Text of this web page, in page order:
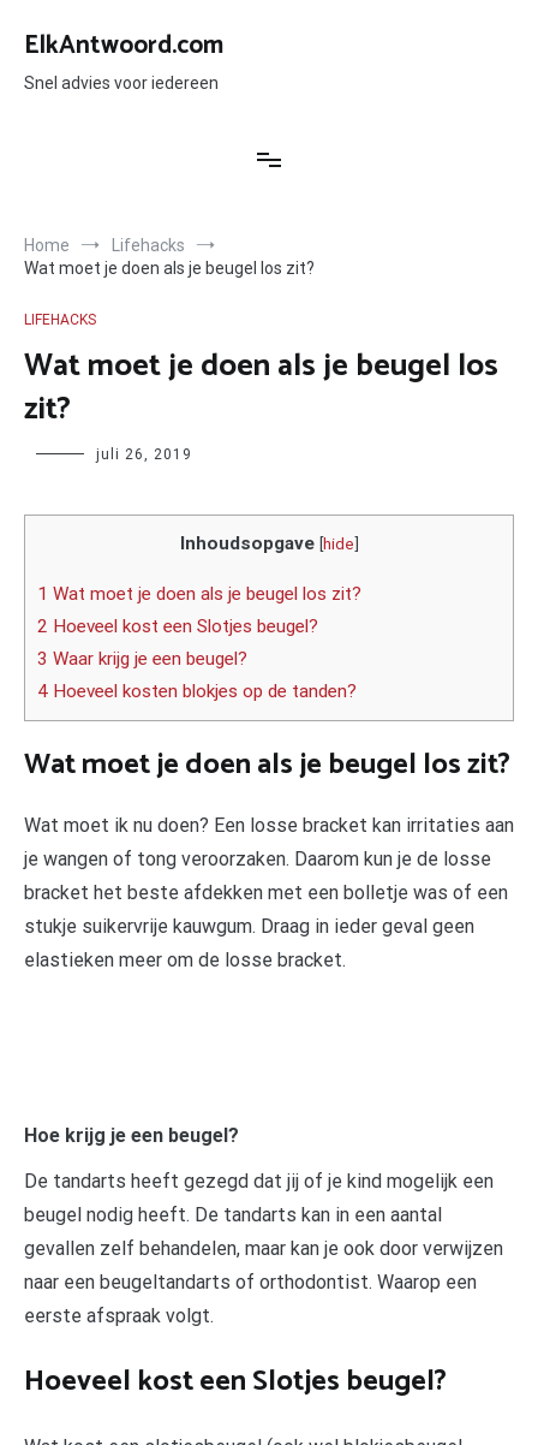
naar
inhoud
ElkAntwoord.com
Snel advies voor iedereen
Home
Lifehacks
Wat moet je doen als je beugel los zit?
LIFEHACKS
Wat moet je doen als je beugel los
zit?
Author juli 26, 2019
Inhoudsopgave [hide]
1 Wat moet je doen als je beugel los zit?
2 Hoeveel kost een Slotjes beugel?
3 Waar krijg je een beugel?
4 Hoeveel kosten blokjes op de tanden?
Wat moet je doen als je beugel los zit?
Wat moet ik nu doen? Een losse bracket kan irritaties aan
je wangen of tong veroorzaken. Daarom kun je de losse
bracket het beste afdekken met een bolletje was of een
stukje suikervrije kauwgum. Draag in ieder geval geen
elastieken meer om de losse bracket.
Hoe krijg je een beugel?
De tandarts heeft gezegd dat jij of je kind mogelijk een
beugel nodig heeft. De tandarts kan in een aantal
gevallen zelf behandelen, maar kan je ook door verwijzen
naar een beugeltandarts of orthodontist. Waarop een
eerste afspraak volgt.
Hoeveel kost een Slotjes beugel?